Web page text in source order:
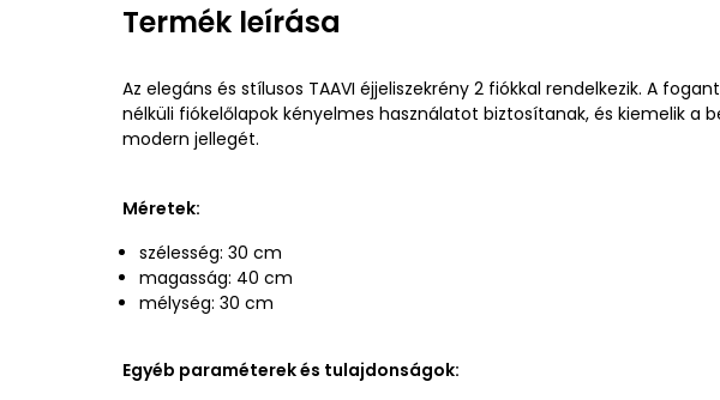
Termék leírása
Az elegáns és stílusos TAAVI éjjeliszekrény 2 fiókkal rendelkezik. A
nélküli fiókelőlapok kényelmes használatot biztosítanak, és kiemelik a
modern jellegét.
Méretek:
szélesség: 30 cm
magasság: 40 cm
mélység: 30 cm
Egyéb paraméterek és tulajdonságok: